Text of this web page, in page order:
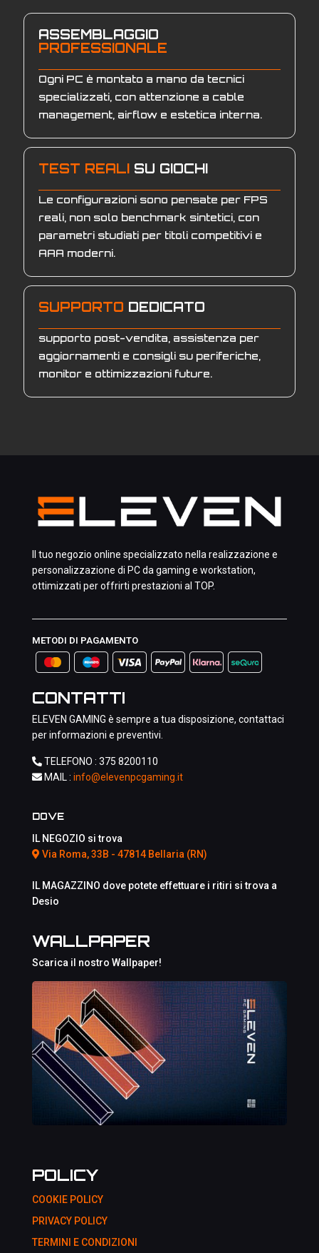
ASSEMBLAGGIO
PROFESSIONALE
Ogni PC è montato a mano da tecnici
specializzati, con attenzione a cable
management, airflow e estetica interna.
TEST REALI SU GIOCHI
Le configurazioni sono pensate per FPS
reali, non solo benchmark sintetici, con
parametri studiati per titoli competitivi e
AAA moderni.
SUPPORTO DEDICATO
supporto post-vendita, assistenza per
aggiornamenti e consigli su periferiche,
monitor e ottimizzazioni future.
Il tuo negozio online specializzato nella realizzazione e
personalizzazione di PC da gaming e workstation,
ottimizzati per offrirti prestazioni al TOP.
METODI DI PAGAMENTO
CONTATTI
ELEVEN GAMING è sempre a tua disposizione, contattaci
per informazioni e preventivi.
TELEFONO : 375 8200110
MAIL : info@elevenpcgaming.it
DOVE
IL NEGOZIO si trova
Via Roma, 33B - 47814 Bellaria (RN)
IL MAGAZZINO dove potete effettuare i ritiri si trova a
Desio
WALLPAPER
Scarica il nostro Wallpaper!
POLICY
COOKIE POLICY
PRIVACY POLICY
TERMINI E CONDIZIONI